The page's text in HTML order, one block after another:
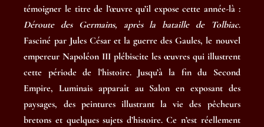
témoigner le titre de l’œuvre qu’il expose cette année-là :
Déroute des Germains, après la bataille de Tolbiac.
Fasciné par Jules César et la guerre des Gaules, le nouvel
empereur Napoléon III plébiscite les œuvres qui illustrent
cette période de l’histoire. Jusqu’à la fin du Second
Empire, Luminais apparaît au Salon en exposant des
paysages, des peintures illustrant la vie des pêcheurs
bretons et quelques sujets d’histoire. Ce n’est réellement